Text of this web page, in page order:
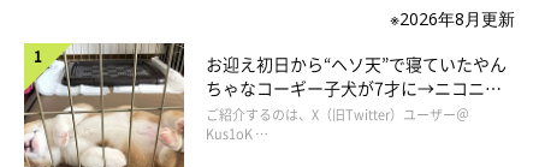
※2026年8月更新
お迎え初日から“ヘソ天”で寝ていたやん
ちゃなコーギー子犬が7才に→ニコニ
コ“コーギースマイル”が魅力のコに成
長！
ご紹介するのは、X（旧Twitter）ユーザー＠
Kus1oK …